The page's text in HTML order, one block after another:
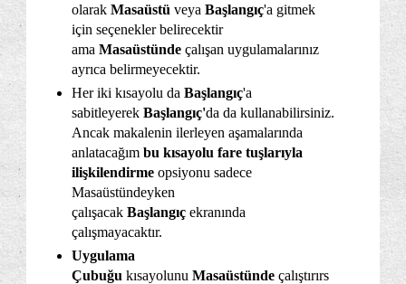
olarak Masaüstü veya Başlangıç'a gitmek
için seçenekler belirecektir
ama Masaüstünde çalışan uygulamalarınız
ayrıca belirmeyecektir.
Her iki kısayolu da Başlangıç'a
sabitleyerek Başlangıç'da da kullanabilirsiniz.
Ancak makalenin ilerleyen aşamalarında
anlatacağım bu kısayolu fare tuşlarıyla
ilişkilendirme opsiyonu sadece
Masaüstündeyken
çalışacak Başlangıç ekranında
çalışmayacaktır.
Uygulama
Çubuğu kısayolunu Masaüstünde çalıştırırs